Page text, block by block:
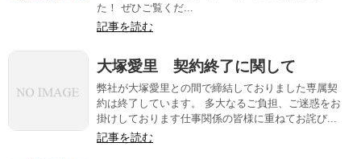
た！ ぜひご覧くだ...
記事を読む
大塚愛里 契約終了に関して
弊社が大塚愛里との間で締結しておりました専属契
約は終了しています。 多大なるご負担、ご迷惑をお
掛けしております仕事関係の皆様に重ねてお詫び...
記事を読む